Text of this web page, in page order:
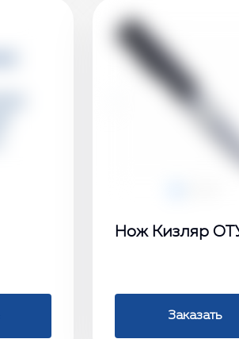
Нож Кизляр
Заказать